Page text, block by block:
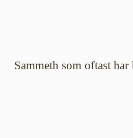
Sammeth som oftast har